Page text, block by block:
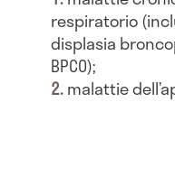
respiratorio
displasia
BPCO);
malattie